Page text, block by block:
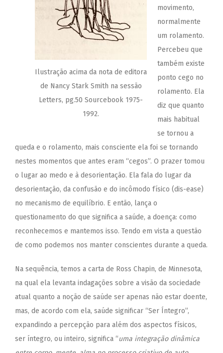
Ilustração acima da nota de editora
de Nancy Stark Smith na sessão
Letters, pg.50 Sourcebook 1975-
1992.
movimento,
normalmente
um rolamento.
Percebeu que
também existe
ponto cego no
rolamento. Ela
diz que quanto
mais habitual
se tornou a
queda e o rolamento, mais consciente ela foi se tornando
nestes momentos que antes eram “cegos”. O prazer tomou
o lugar ao medo e à desorientação. Ela fala do lugar da
desorientação, da confusão e do incômodo físico (dis-ease)
no mecanismo de equilíbrio. E então, lança o
questionamento do que significa a saúde, a doença: como
reconhecemos e mantemos isso. Tendo em vista a questão
de como podemos nos manter conscientes durante a queda.
Na sequência, temos a carta de Ross Chapin, de Minnesota,
na qual ela levanta indagações sobre a visão da sociedade
atual quanto a noção de saúde ser apenas não estar doente,
mas, de acordo com ela, saúde significar “Ser Íntegro”,
expandindo a percepção para além dos aspectos físicos,
ser íntegro, ou inteiro, significa “uma integração dinâmica